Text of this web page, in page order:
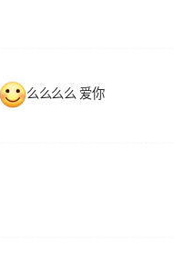
么么么么 爱你